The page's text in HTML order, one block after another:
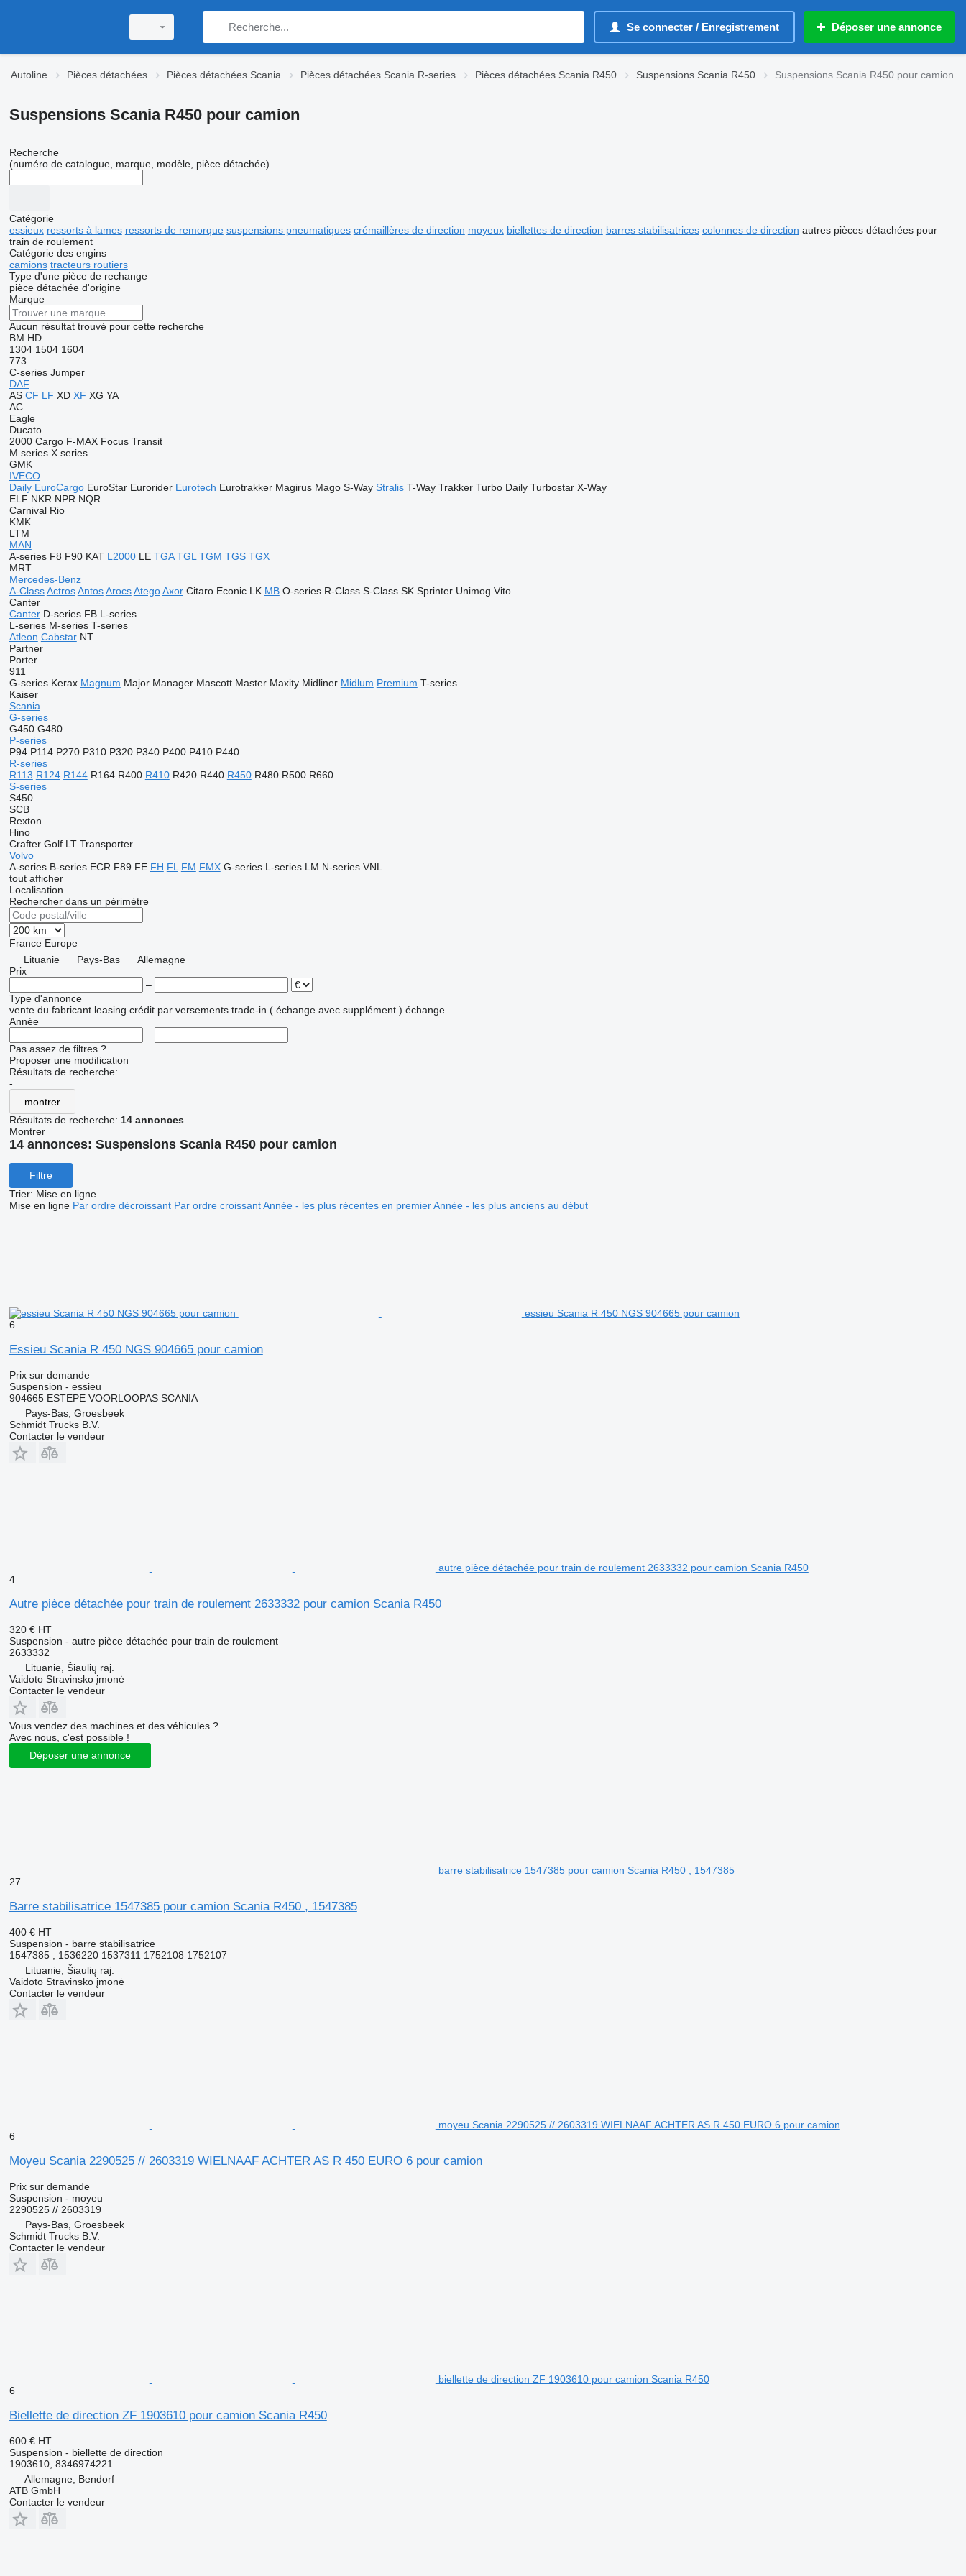
Se connecter / Enregistrement Déposer une annonce
Autoline Pièces détachées Pièces détachées Scania Pièces détachées Scania R-series Pièces détachées Scania R450 Suspensions Scania R450 Suspensions Scania R450 pour camion
Suspensions Scania R450 pour camion
Recherche
(numéro de catalogue, marque, modèle, pièce détachée)
Catégorie
essieux ressorts à lames ressorts de remorque suspensions pneumatiques crémaillères de direction moyeux biellettes de direction barres stabilisatrices colonnes de direction autres pièces détachées pour
train de roulement
Catégorie des engins
camions tracteurs routiers
Type d'une pièce de rechange
pièce détachée d'origine
Marque
Aucun résultat trouvé pour cette recherche
BM HD
1304 1504 1604
773
C-series Jumper
DAF
AS CF LF XD XF XG YA
AC
Eagle
Ducato
2000 Cargo F-MAX Focus Transit
M series X series
GMK
IVECO
Daily EuroCargo EuroStar Eurorider Eurotech Eurotrakker Magirus Mago S-Way Stralis T-Way Trakker Turbo Daily Turbostar X-Way
ELF NKR NPR NQR
Carnival Rio
KMK
LTM
MAN
A-series F8 F90 KAT L2000 LE TGA TGL TGM TGS TGX
MRT
Mercedes-Benz
A-Class Actros Antos Arocs Atego Axor Citaro Econic LK MB O-series R-Class S-Class SK Sprinter Unimog Vito
Canter
Canter D-series FB L-series
L-series M-series T-series
Atleon Cabstar NT
Partner
Porter
911
G-series Kerax Magnum Major Manager Mascott Master Maxity Midliner Midlum Premium T-series
Kaiser
Scania
G-series
G450 G480
P-series
P94 P114 P270 P310 P320 P340 P400 P410 P440
R-series
R113 R124 R144 R164 R400 R410 R420 R440 R450 R480 R500 R660
S-series
S450
SCB
Rexton
Hino
Crafter Golf LT Transporter
Volvo
A-series B-series ECR F89 FE FH FL FM FMX G-series L-series LM N-series VNL
tout afficher
Localisation
Rechercher dans un périmètre
France Europe
Lituanie
Pays-Bas
Allemagne
Prix
–
Type d'annonce
vente du fabricant leasing crédit par versements trade-in ( échange avec supplément ) échange
Année
–
Pas assez de filtres ?
Proposer une modification
Résultats de recherche:
-
montrer
Résultats de recherche: 14 annonces
Montrer
14 annonces: Suspensions Scania R450 pour camion
Filtre
Trier: Mise en ligne
Mise en ligne Par ordre décroissant Par ordre croissant Année - les plus récentes en premier Année - les plus anciens au début
essieu Scania R 450 NGS 904665 pour camion
6
Essieu Scania R 450 NGS 904665 pour camion
Prix sur demande
Suspension - essieu
904665 ESTEPE VOORLOOPAS SCANIA
Pays-Bas, Groesbeek
Schmidt Trucks B.V.
Contacter le vendeur
autre pièce détachée pour train de roulement 2633332 pour camion Scania R450
4
Autre pièce détachée pour train de roulement 2633332 pour camion Scania R450
320 € HT
Suspension - autre pièce détachée pour train de roulement
2633332
Lituanie, Šiaulių raj.
Vaidoto Stravinsko įmonė
Contacter le vendeur
Vous vendez des machines et des véhicules ?
Avec nous, c'est possible !
Déposer une annonce
barre stabilisatrice 1547385 pour camion Scania R450 , 1547385
27
Barre stabilisatrice 1547385 pour camion Scania R450 , 1547385
400 € HT
Suspension - barre stabilisatrice
1547385 , 1536220 1537311 1752108 1752107
Lituanie, Šiaulių raj.
Vaidoto Stravinsko įmonė
Contacter le vendeur
moyeu Scania 2290525 // 2603319 WIELNAAF ACHTER AS R 450 EURO 6 pour camion
6
Moyeu Scania 2290525 // 2603319 WIELNAAF ACHTER AS R 450 EURO 6 pour camion
Prix sur demande
Suspension - moyeu
2290525 // 2603319
Pays-Bas, Groesbeek
Schmidt Trucks B.V.
Contacter le vendeur
biellette de direction ZF 1903610 pour camion Scania R450
6
Biellette de direction ZF 1903610 pour camion Scania R450
600 € HT
Suspension - biellette de direction
1903610, 8346974221
Allemagne, Bendorf
ATB GmbH
Contacter le vendeur